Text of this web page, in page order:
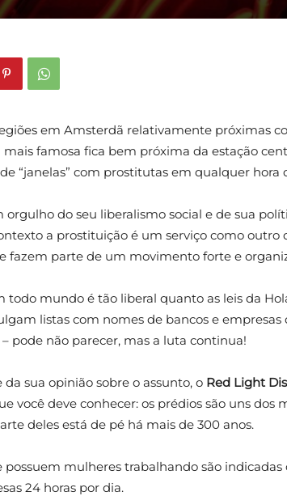
em Amsterdã relativamente próximas
mais famosa fica bem próxima da estação
“janelas” com prostitutas em qualquer hora
do seu liberalismo social e de sua
a prostituição é um serviço como
fazem parte de um movimento forte e
todo mundo é tão liberal quanto as leis da
listas com nomes de bancos e
pode não parecer, mas a luta continua!
sua opinião sobre o assunto, o Red Light
você deve conhecer: os prédios são uns dos
deles está de pé há mais de 300 anos.
possuem mulheres trabalhando são
24 horas por dia.